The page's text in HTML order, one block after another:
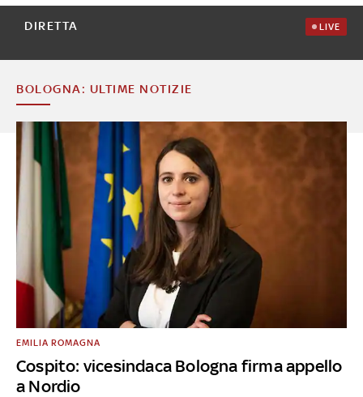
DIRETTA LIVE
BOLOGNA: ULTIME NOTIZIE
Cospito: vicesindaca Bologna firma appello
a Nordio
EMILIA ROMAGNA